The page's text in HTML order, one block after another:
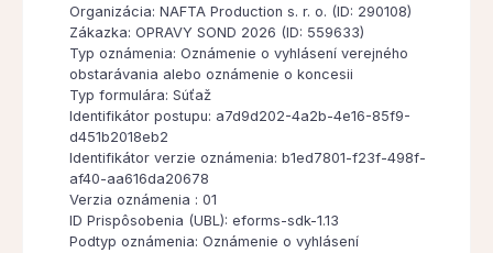
Organizácia: NAFTA Production s. r. o. (ID: 290108)
Zákazka: OPRAVY SOND 2026 (ID: 559633)
Typ oznámenia: Oznámenie o vyhlásení verejného
obstarávania alebo oznámenie o koncesii
Typ formulára: Súťaž
Identifikátor postupu: a7d9d202-4a2b-4e16-85f9-
d451b2018eb2
Identifikátor verzie oznámenia: b1ed7801-f23f-498f-
af40-aa616da20678
Verzia oznámenia : 01
ID Prispôsobenia (UBL): eforms-sdk-1.13
Podtyp oznámenia: Oznámenie o vyhlásení